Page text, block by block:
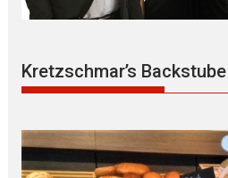
Kretzschmar’s Backstube